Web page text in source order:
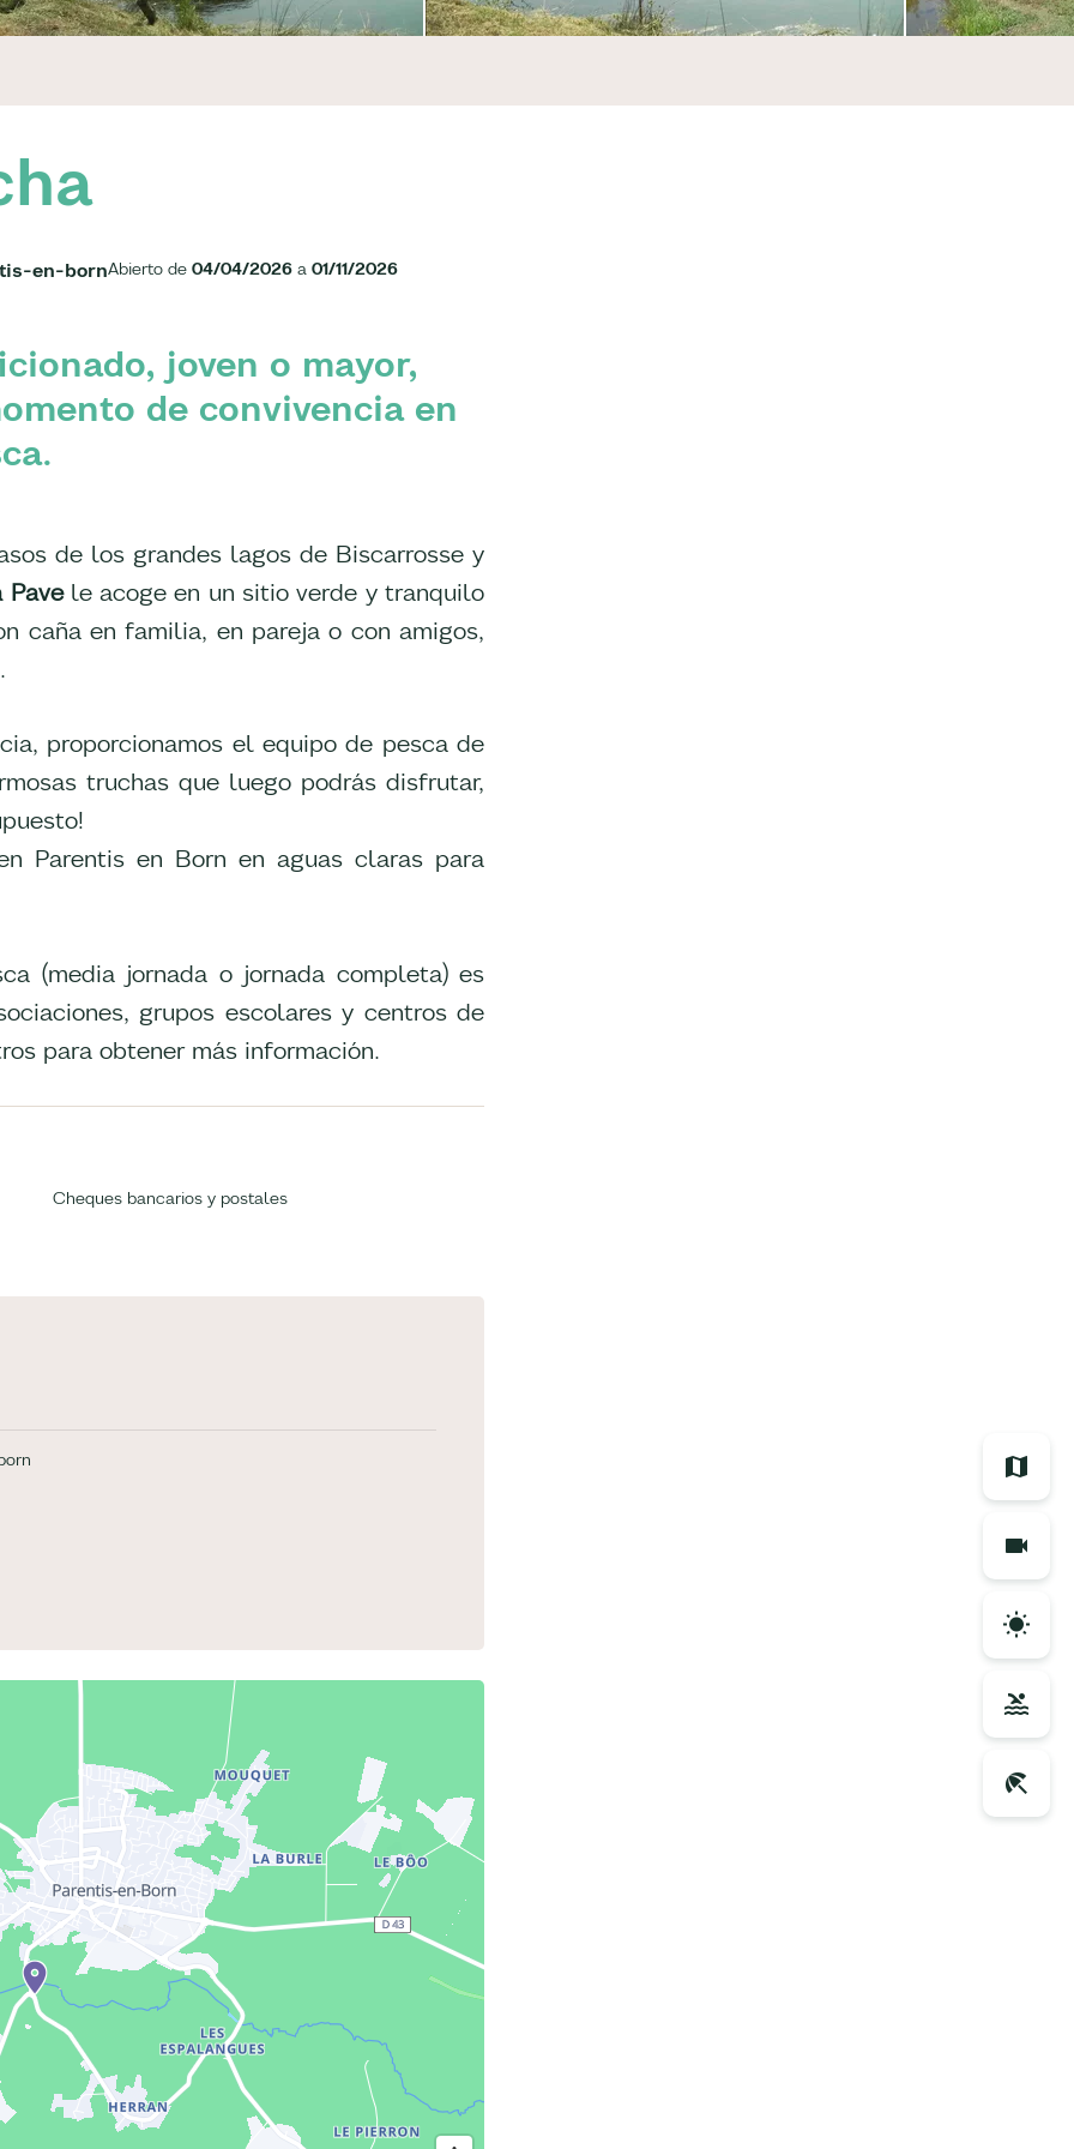
en-bornAbierto de 04/04/2026 a 01/11/2026
joven o mayor,
de convivencia en
de los grandes lagos de Biscarrosse y
le acoge en un sitio verde y tranquilo
caña en familia, en pareja o con amigos,
proporcionamos el equipo de pesca de
truchas que luego podrás disfrutar,
Parentis en Born en aguas claras para
(media jornada o jornada completa) es
grupos escolares y centros de
para obtener más información.
Cheques bancarios y postales